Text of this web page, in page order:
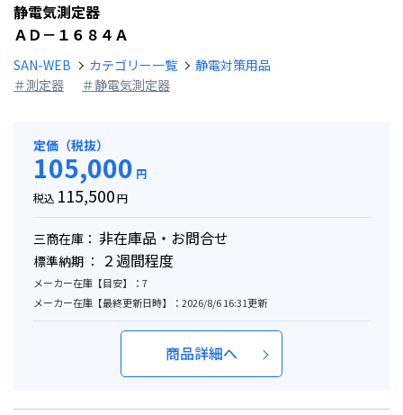
静電気測定器
ＡＤ－１６８４Ａ
SAN-WEB カテゴリー一覧
静電対策用品
＃測定器
＃静電気測定器
定価（税抜）
105,000 円
税込 115,500円
三商在庫： 非在庫品・お問合せ
標準納期 ： ２週間程度
メーカー在庫【目安】：7
メーカー在庫【最終更新日時】：2026/8/6 16:31更新
商品詳細へ